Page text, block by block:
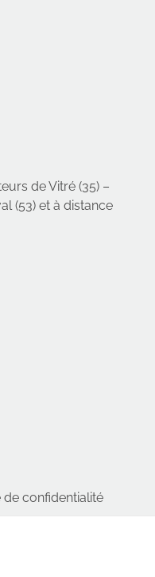
de Vitré (35) –
(53) et à distance
de confidentialité